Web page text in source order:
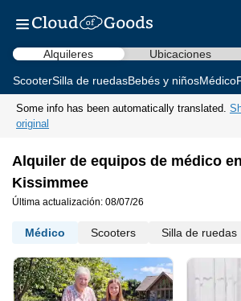
Alquileres Ubicaciones
ScooterSilla de ruedasBebés y niñosMédico
Some info has been automatically translated.
original
Alquiler de equipos de médico en
Kissimmee
Última actualización: 08/07/26
Médico Scooters Silla de ruedas